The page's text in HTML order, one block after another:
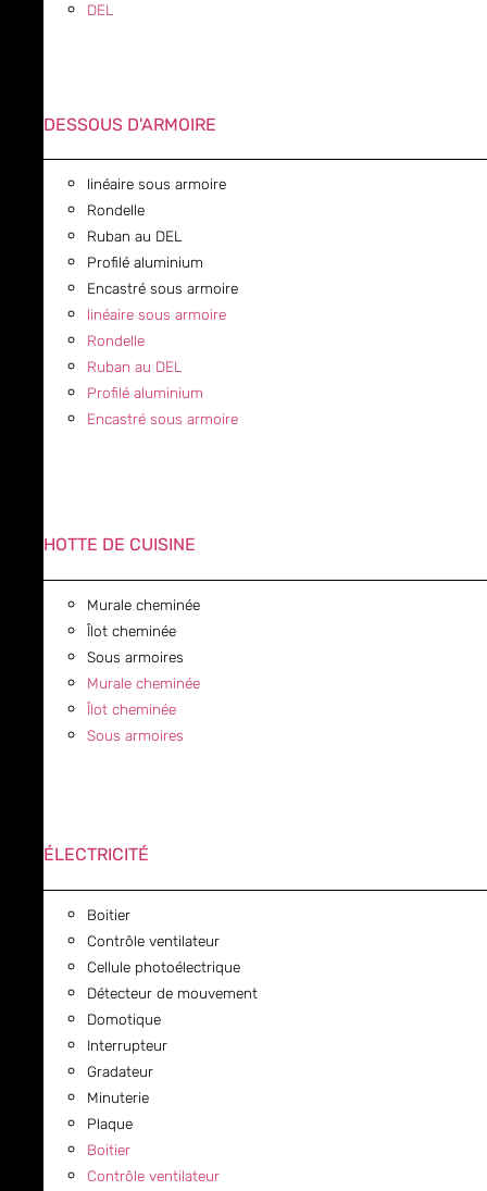
DEL
DESSOUS D'ARMOIRE
linéaire sous armoire
Rondelle
Ruban au DEL
Profilé aluminium
Encastré sous armoire
linéaire sous armoire
Rondelle
Ruban au DEL
Profilé aluminium
Encastré sous armoire
HOTTE DE CUISINE
Murale cheminée
Îlot cheminée
Sous armoires
Murale cheminée
Îlot cheminée
Sous armoires
ÉLECTRICITÉ
Boitier
Contrôle ventilateur
Cellule photoélectrique
Détecteur de mouvement
Domotique
Interrupteur
Gradateur
Minuterie
Plaque
Boitier
Contrôle ventilateur